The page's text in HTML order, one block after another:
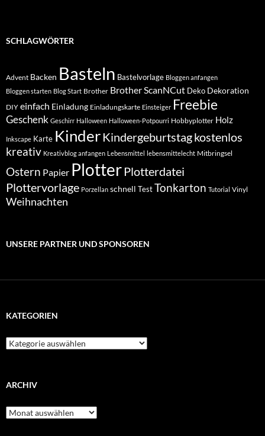
SCHLAGWÖRTER
Advent Backen Basteln Bastelvorlage Bloggen anfangen
Bloggen starten Blog Start Brother Brother ScanNCut Deko Dekoration
DIY einfach Einladung Einladungskarte Einsteiger Freebie
Geschenk Geschirr Halloween Halloween-Potpourri Hobbyplotter Holz
Inkscape Karte Kinder Kindergeburtstagkostenlos
kreativ Kreativblog anfangen Lebensmittel lebensmittelecht Mitbringsel
Ostern Papier Plotter Plotterdatei
Plottervorlage Porzellan schnell TestTonkarton Tutorial Vinyl
Weihnachten
UNSERE PARTNER UND SPONSOREN
KATEGORIEN
Kategorien
ARCHIV
Archiv